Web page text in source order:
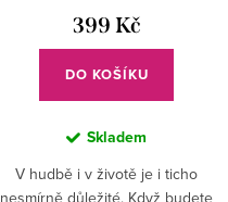
399 Kč
DO KOŠÍKU
Skladem
V hudbě i v životě je i ticho